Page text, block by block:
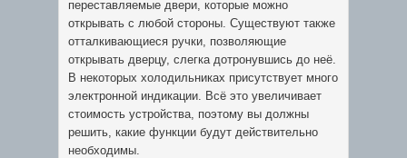
переставляемые двери, которые можно
открывать с любой стороны. Существуют также
отталкивающиеся ручки, позволяющие
открывать дверцу, слегка дотронувшись до неё.
В некоторых холодильниках присутствует много
электронной индикации. Всё это увеличивает
стоимость устройства, поэтому вы должны
решить, какие функции будут действительно
необходимы.